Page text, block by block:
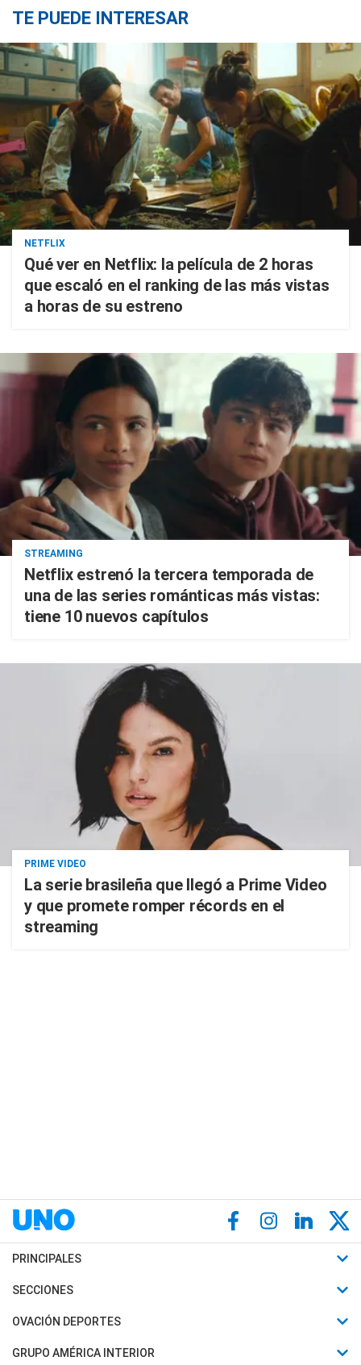
TE PUEDE INTERESAR
NETFLIX
Qué ver en Netflix: la película de 2 horas
que escaló en el ranking de las más vistas
a horas de su estreno
STREAMING
Netflix estrenó la tercera temporada de
una de las series románticas más vistas:
tiene 10 nuevos capítulos
PRIME VIDEO
La serie brasileña que llegó a Prime Video
y que promete romper récords en el
streaming
PRINCIPALES
Últimas Noticias
Política
SECCIONES
Horóscopo
Motores
OVACIÓN DEPORTES
Fútbol
GRUPO AMÉRICA INTERIOR